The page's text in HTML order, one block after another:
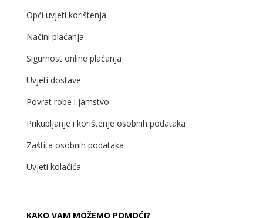
Opći uvjeti korištenja
Načini plaćanja
Sigurnost online plaćanja
Uvjeti dostave
Povrat robe i jamstvo
Prikupljanje i korištenje osobnih podataka
Zaštita osobnih podataka
Uvjeti kolačića
KAKO VAM MOŽEMO POMOĆI?